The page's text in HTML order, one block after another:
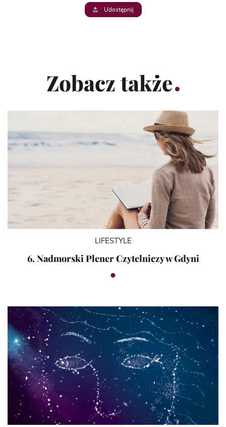
Udostępnij
Zobacz także
LIFESTYLE
6. Nadmorski Plener Czytelniczy w Gdyni